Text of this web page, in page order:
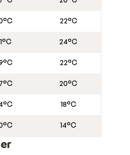
22°C
24°C
22°C
20°C
18°C
14°C